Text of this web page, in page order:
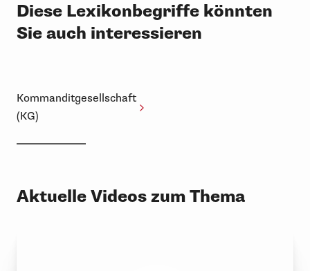
Diese Lexikonbegriffe könnten
Sie auch interessieren
Kommanditgesellschaft
(KG)
Aktuelle Videos zum Thema